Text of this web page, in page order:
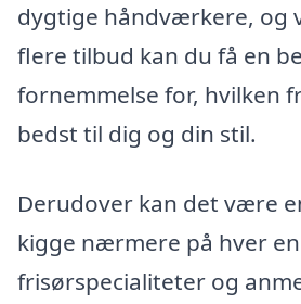
dygtige håndværkere, og
flere tilbud kan du få en
fornemmelse for, hvilken
bedst til dig og din stil.
Derudover kan det være
kigge nærmere på hver
frisørspecialiteter og